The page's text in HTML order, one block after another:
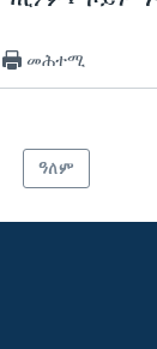
መሕተሚ
ዓለም